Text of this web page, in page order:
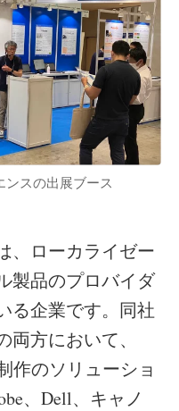
スの出展ブース
、ローカライゼー
製品のプロバイダ
る企業です。同社
方において、
作のソリューショ
、Dell、キャノ